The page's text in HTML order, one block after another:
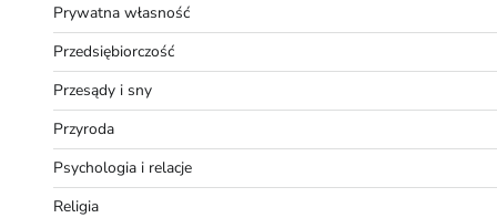
Prywatna własność
Przedsiębiorczość
Przesądy i sny
Przyroda
Psychologia i relacje
Religia